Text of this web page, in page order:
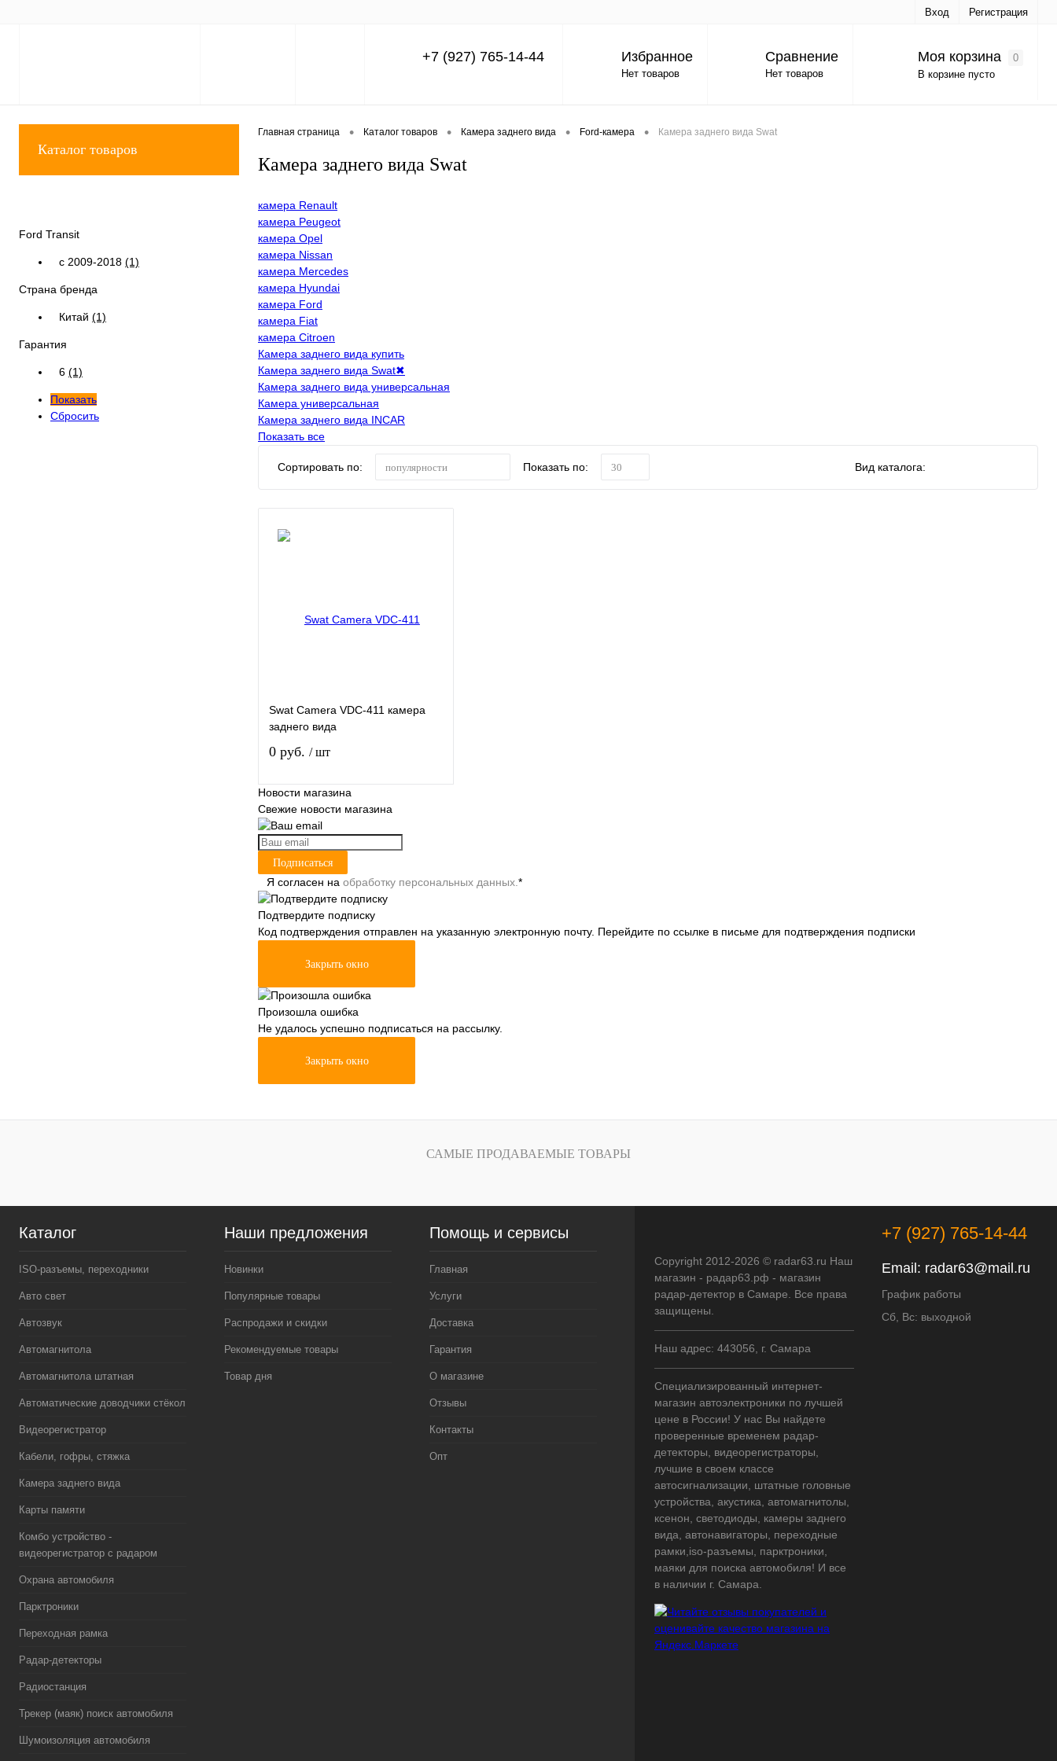
Вход Регистрация
+7 (927) 765-14-44 Избранное
Нет товаров
Сравнение
Нет товаров
Моя корзина
0
В корзине пусто
Каталог товаров
Ford Transit
с 2009-2018 (1)
Страна бренда
Китай (1)
Гарантия
6 (1)
Показать
Сбросить
Главная страница • Каталог товаров • Камера заднего вида • Ford-камера • Камера заднего вида Swat
Камера заднего вида Swat
камера Renault
камера Peugeot
камера Opel
камера Nissan
камера Mercedes
камера Hyundai
камера Ford
камера Fiat
камера Citroen
Камера заднего вида купить
Камера заднего вида Swat✖
Камера заднего вида универсальная
Камера универсальная
Камера заднего вида INCAR
Показать все
Сортировать по: популярности Показать по: 30 Вид каталога:
Swat Camera VDC-411 камера
заднего вида
0 руб. / шт
Подписаться
Купить в 1 клик
В избранное Недоступно
Новости магазина
Свежие новости магазина
Подписаться
Я согласен на обработку персональных данных.*
Подтвердите подписку
Код подтверждения отправлен на указанную электронную почту. Перейдите по ссылке в письме для подтверждения подписки
Закрыть окно
Произошла ошибка
Не удалось успешно подписаться на рассылку.
Закрыть окно
САМЫЕ ПРОДАВАЕМЫЕ ТОВАРЫ
Каталог
ISO-разъемы, переходники
Авто свет
Автозвук
Автомагнитола
Автомагнитола штатная
Автоматические доводчики стёкол
Видеорегистратор
Кабели, гофры, стяжка
Камера заднего вида
Карты памяти
Комбо устройство -
видеорегистратор с радаром
Охрана автомобиля
Парктроники
Переходная рамка
Радар-детекторы
Радиостанция
Трекер (маяк) поиск автомобиля
Шумоизоляция автомобиля
Наши предложения
Новинки
Популярные товары
Распродажи и скидки
Рекомендуемые товары
Товар дня
Помощь и сервисы
Главная
Услуги
Доставка
Гарантия
О магазине
Отзывы
Контакты
Опт
Copyright 2012-2026 © radar63.ru Наш
магазин - радар63.рф - магазин
радар-детектор в Самаре. Все права
защищены.
Наш адрес: 443056, г. Самара
Специализированный интернет-
магазин автоэлектроники по лучшей
цене в России! У нас Вы найдете
проверенные временем радар-
детекторы, видеорегистраторы,
лучшие в своем классе
автосигнализации, штатные головные
устройства, акустика, автомагнитолы,
ксенон, светодиоды, камеры заднего
вида, автонавигаторы, переходные
рамки,iso-разъемы, парктроники,
маяки для поиска автомобиля! И все
в наличии г. Самара.
+7 (927) 765-14-44
Email: radar63@mail.ru
График работы
Сб, Вс: выходной